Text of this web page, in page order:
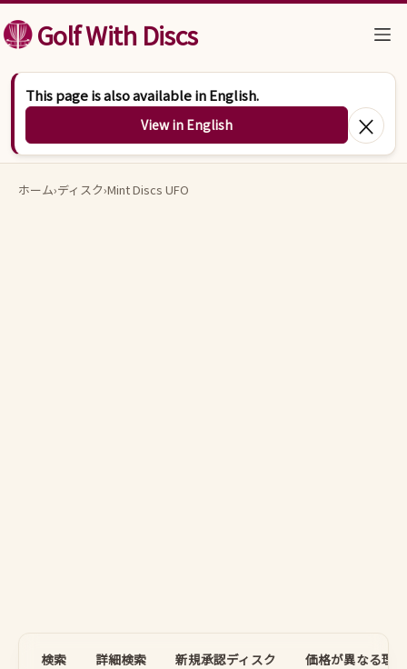
コンテンツへスキップ
Golf With Discs
This page is also available in English.
View in English ×
ホーム›ディスク›Mint Discs UFO
検索 詳細検索 新規承認ディスク 価格が異なる理由